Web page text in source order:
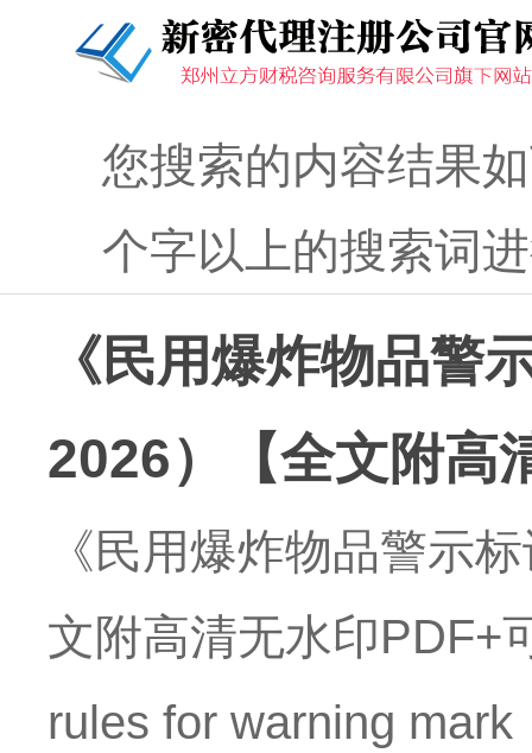
您搜索的内容结果
个字以上的搜索词
《民用爆炸物品警
2026）【全文附高
《民用爆炸物品警示
文附高清无水印PDF+
rules for warning